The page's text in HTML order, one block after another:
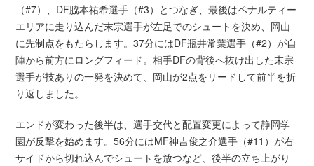
（#7）、DF脇本祐希選手（#3）とつなぎ、最後はペナルティー
エリアに走り込んだ末宗選手が左足でのシュートを決め、岡山
に先制点をもたらします。37分にはDF瓶井常葉選手（#2）が自
陣から前方にロングフィード。相手DFの背後へ抜け出した末宗
選手が技ありの一発を決めて、岡山が2点をリードして前半を折
り返しました。
エンドが変わった後半は、選手交代と配置変更によって静岡学
園が反撃を始めます。56分にはMF神吉俊之介選手（#11）が右
サイドから切れ込んでシュートを放つなど、後半の立ち上がり